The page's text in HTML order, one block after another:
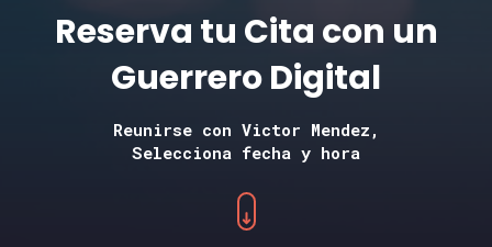
Reserva tu Cita con un
Guerrero Digital
Reunirse con Victor Mendez,
Selecciona fecha y hora